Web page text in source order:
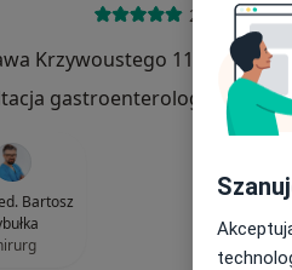
2746 opinii
Krzywoustego 114, Poznań
gastroenterologiczna
Bartosz